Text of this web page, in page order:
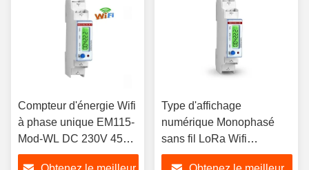
Compteur d'énergie Wifi
à phase unique EM115-
Mod-WL DC 230V 45A
pour la surveillance de
Type d'affichage
numérique Monophasé
sans fil LoRa Wifi
Compteur d'énergie 230V